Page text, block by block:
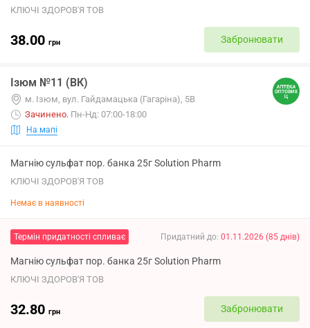
КЛЮЧІ ЗДОРОВ'Я ТОВ
38.00 грн Забронювати
Ізюм №11 (ВК)
м. Ізюм, вул. Гайдамацька (Гагаріна), 5В
Зачинено. Пн-Нд: 07:00-18:00
На мапі
Магнію сульфат пор. банка 25г Solution Pharm
КЛЮЧІ ЗДОРОВ'Я ТОВ
Немає в наявності
Термін придатності спливає Придатний до: 01.11.2026 (85 днів)
Магнію сульфат пор. банка 25г Solution Pharm
КЛЮЧІ ЗДОРОВ'Я ТОВ
32.80 грн Забронювати